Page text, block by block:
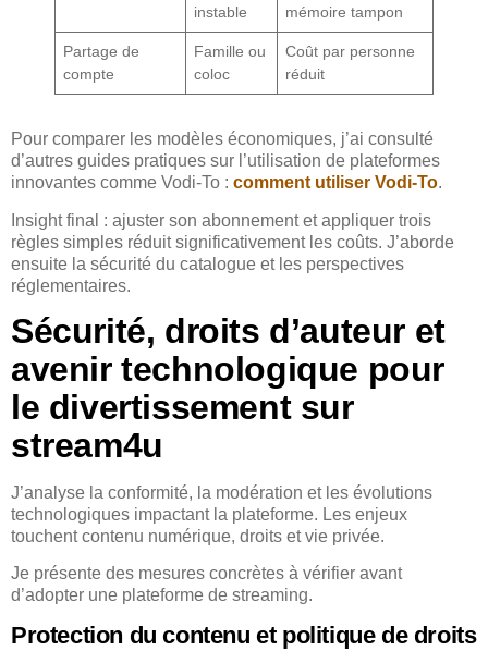
instable
mémoire tampon
Partage de
compte
Famille ou
coloc
Coût par personne
réduit
Pour comparer les modèles économiques, j’ai consulté
d’autres guides pratiques sur l’utilisation de plateformes
innovantes comme Vodi-To : comment utiliser Vodi-To.
Insight final : ajuster son abonnement et appliquer trois
règles simples réduit significativement les coûts. J’aborde
ensuite la sécurité du catalogue et les perspectives
réglementaires.
Sécurité, droits d’auteur et
avenir technologique pour
le divertissement sur
stream4u
J’analyse la conformité, la modération et les évolutions
technologiques impactant la plateforme. Les enjeux
touchent contenu numérique, droits et vie privée.
Je présente des mesures concrètes à vérifier avant
d’adopter une plateforme de streaming.
Protection du contenu et politique de droits